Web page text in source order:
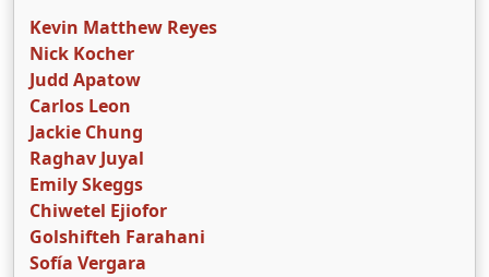
Kevin Matthew Reyes
Nick Kocher
Judd Apatow
Carlos Leon
Jackie Chung
Raghav Juyal
Emily Skeggs
Chiwetel Ejiofor
Golshifteh Farahani
Sofía Vergara